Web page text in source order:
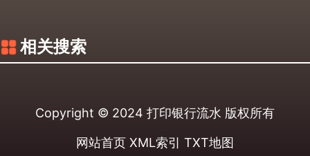
相关搜索
Copyright © 2024 打印银行流水 版权所有
网站首页 XML索引 TXT地图